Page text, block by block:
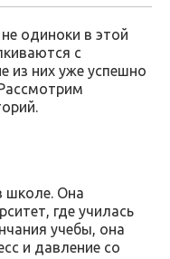
одиноки в этой
с
из них уже успешно
школе. Она
где училась
учебы, она
и давление со